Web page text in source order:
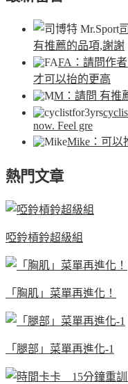
有推薦的品項,謝謝
FA ：請問作
才可以抬的更高
M ：請問 有推
now. Feel gre
Mike ：可
熱門文章
啞鈴槓鈴超級組
「胸肌」菜單再進化！
「腿部」菜單再進化-1